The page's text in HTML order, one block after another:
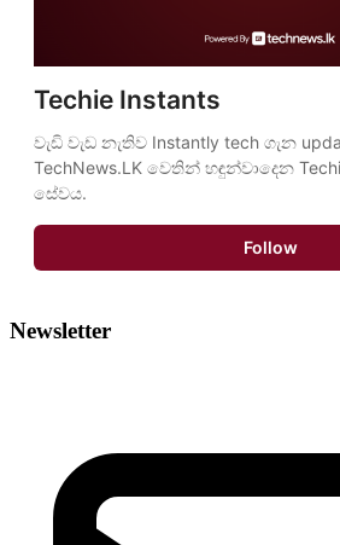
Techie Instants
වැඩි වැඩ නැතිව Instantly tech ගැන
TechNews.LK වෙතින් හඳුන්වාදෙන
සේවය.
Follow
Newsletter